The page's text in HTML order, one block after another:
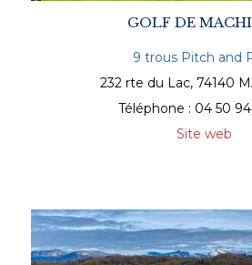
GOLF DE
9 trous Pitch and
232 rte du Lac, 74140
Téléphone : 04 50
Site web